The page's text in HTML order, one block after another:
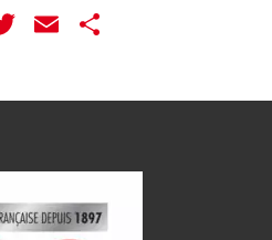
Twitter
Email